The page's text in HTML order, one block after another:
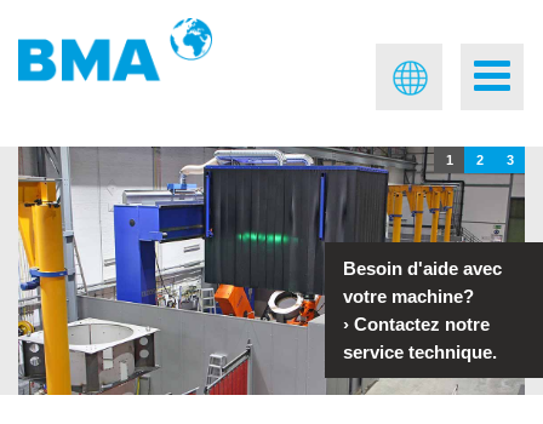
1 2 3
Besoin d'aide avec
votre machine?
› Contactez notre
service technique.